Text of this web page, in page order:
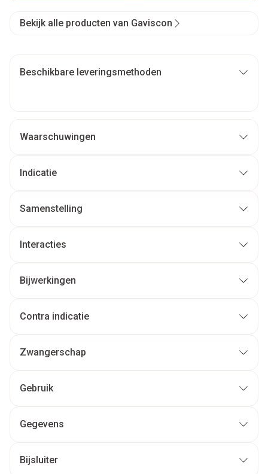
Bekijk alle producten van Gaviscon
Beschikbare leveringsmethoden
Waarschuwingen
Indicatie
Samenstelling
Interacties
Bijwerkingen
Contra indicatie
Zwangerschap
Gebruik
Gegevens
Bijsluiter